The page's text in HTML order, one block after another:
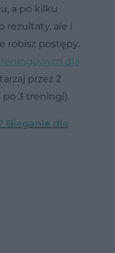
a po kilku
rezultaty, ale i
robisz postępy.
dla
przez 2
3 treningi).
Bieganie dla